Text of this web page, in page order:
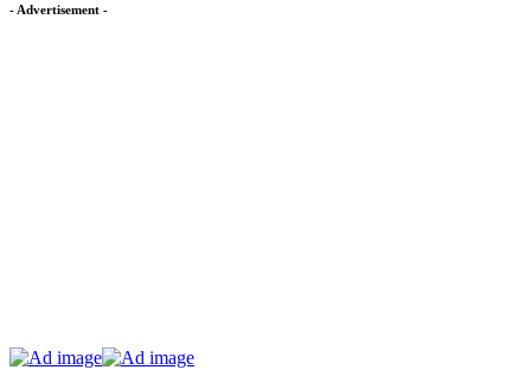
- Advertisement -